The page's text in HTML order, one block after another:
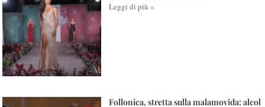
Leggi di più »
Follonica, stretta sulla malamovida: alcol